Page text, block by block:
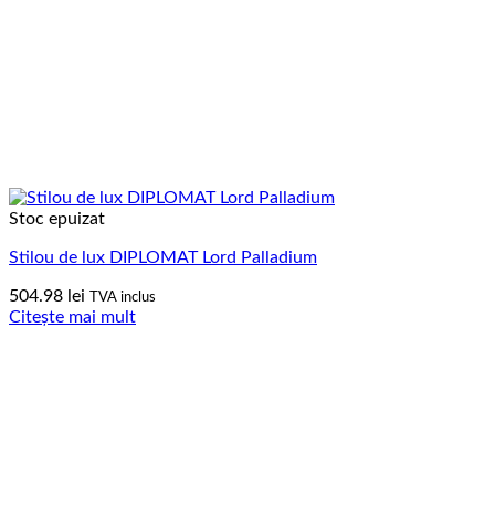
Stoc epuizat
Stilou de lux DIPLOMAT Lord Palladium
504.98 lei TVA inclus
Citește mai mult